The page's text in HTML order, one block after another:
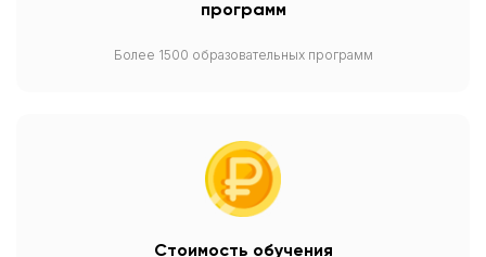
программ
Более 1500 образовательных программ
Стоимость обучения